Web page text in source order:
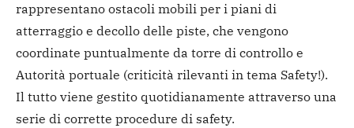
rappresentano ostacoli mobili per i piani di
atterraggio e decollo delle piste, che vengono
coordinate puntualmente da torre di controllo e
Autorità portuale (criticità rilevanti in tema Safety!).
Il tutto viene gestito quotidianamente attraverso una
serie di corrette procedure di safety.